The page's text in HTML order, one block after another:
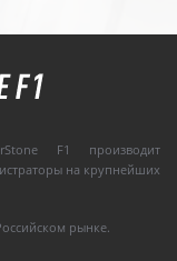
F1 производит
на крупнейших
рынке.